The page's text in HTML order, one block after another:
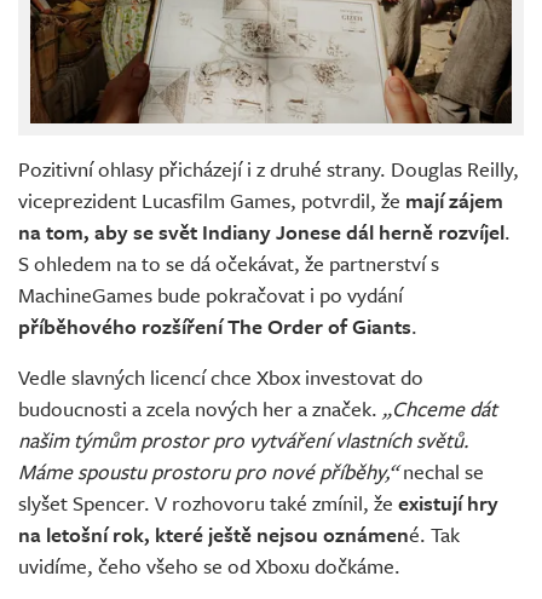
Pozitivní ohlasy přicházejí i z druhé strany. Douglas Reilly,
viceprezident Lucasfilm Games, potvrdil, že mají zájem
na tom, aby se svět Indiany Jonese dál herně rozvíjel.
S ohledem na to se dá očekávat, že partnerství s
MachineGames bude pokračovat i po vydání
příběhového rozšíření The Order of Giants.
Vedle slavných licencí chce Xbox investovat do
budoucnosti a zcela nových her a značek. „Chceme dát
našim týmům prostor pro vytváření vlastních světů.
Máme spoustu prostoru pro nové příběhy,“nechal se
slyšet Spencer. V rozhovoru také zmínil, že existují hry
na letošní rok, které ještě nejsou oznámené. Tak
uvidíme, čeho všeho se od Xboxu dočkáme.